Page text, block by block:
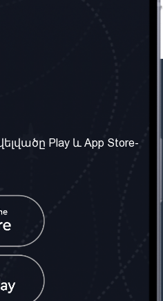
Պայմաններ և դրույթներ
Հաճախ տրվող հարցեր
Տարածել
սոցիալական
ցանցում
Play և App Store-